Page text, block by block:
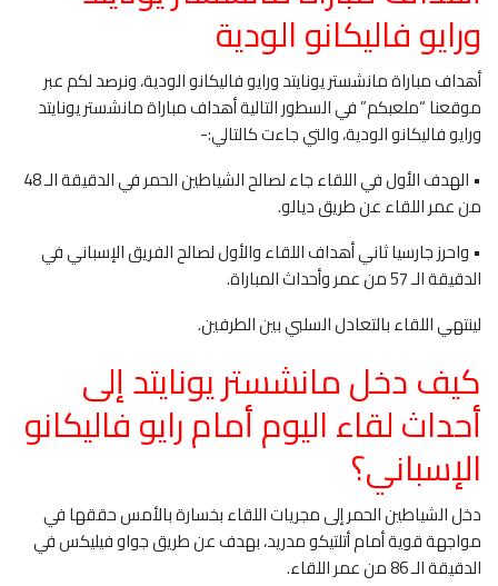
ورايو فاليكانو الودية
أهداف مباراة مانشستر يونايتد ورايو فاليكانو الودية، ونرصد لكم عبر
موقعنا “ملعبكم” في السطور التالية أهداف مباراة مانشستر يونايتد
ورايو فاليكانو الودية، والتي جاءت كالتالي:-
• الهدف الأول في اللقاء جاء لصالح الشياطين الحمر في الدقيقة الـ 48
من عمر اللقاء عن طريق ديالو.
• واحرز جارسيا ثاني أهداف اللقاء والأول لصالح الفريق الإسباني في
الدقيقة الـ 57 من عمر وأحداث المباراة.
لينتهي اللقاء بالتعادل السلبي بين الطرفين.
كيف دخل مانشستر يونايتد إلى
أحداث لقاء اليوم أمام رايو فاليكانو
الإسباني؟
دخل الشياطين الحمر إلى مجريات اللقاء بخسارة بالأمس حققها في
مواجهة قوية أمام أتلتيكو مدريد، بهدف عن طريق جواو فيليكس في
الدقيقة الـ 86 من عمر اللقاء.